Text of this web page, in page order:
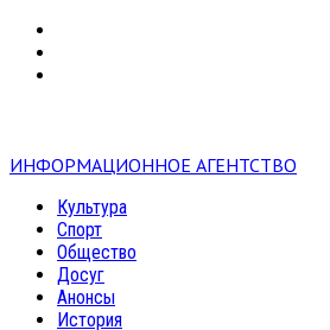
ИНФОРМАЦИОННОЕ АГЕНТСТВО
Культура
Спорт
Общество
Досуг
Анонсы
История